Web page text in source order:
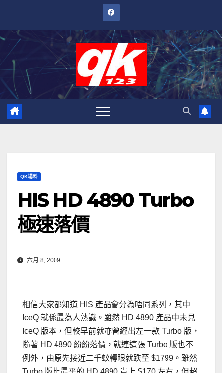
內
QK場料
HIS HD 4890 Turbo
極速落價
六月 8, 2009
相信大家都知道 HIS 產品會分為唔同系列，其中
IceQ 就係最為人熟識。雖然 HD 4890 產品中未見
IceQ 版本，但較早前就亦曾經出左一款 Turbo 版，
隨著 HD 4890 紛紛落價，就連這張 Turbo 版也不
例外，由原先接近二千蚊轉眼就跌至 $1799。雖然